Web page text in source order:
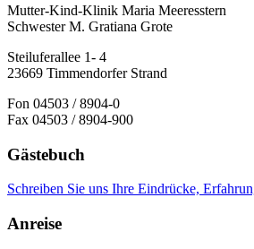
Mutter-Kind-Klinik Maria Meeresstern
Schwester M. Gratiana Grote
Steiluferallee 1- 4
23669 Timmendorfer Strand
Fon 04503 / 8904-0
Fax 04503 / 8904-900
Gästebuch
Schreiben Sie uns Ihre Eindrücke,
Anreise